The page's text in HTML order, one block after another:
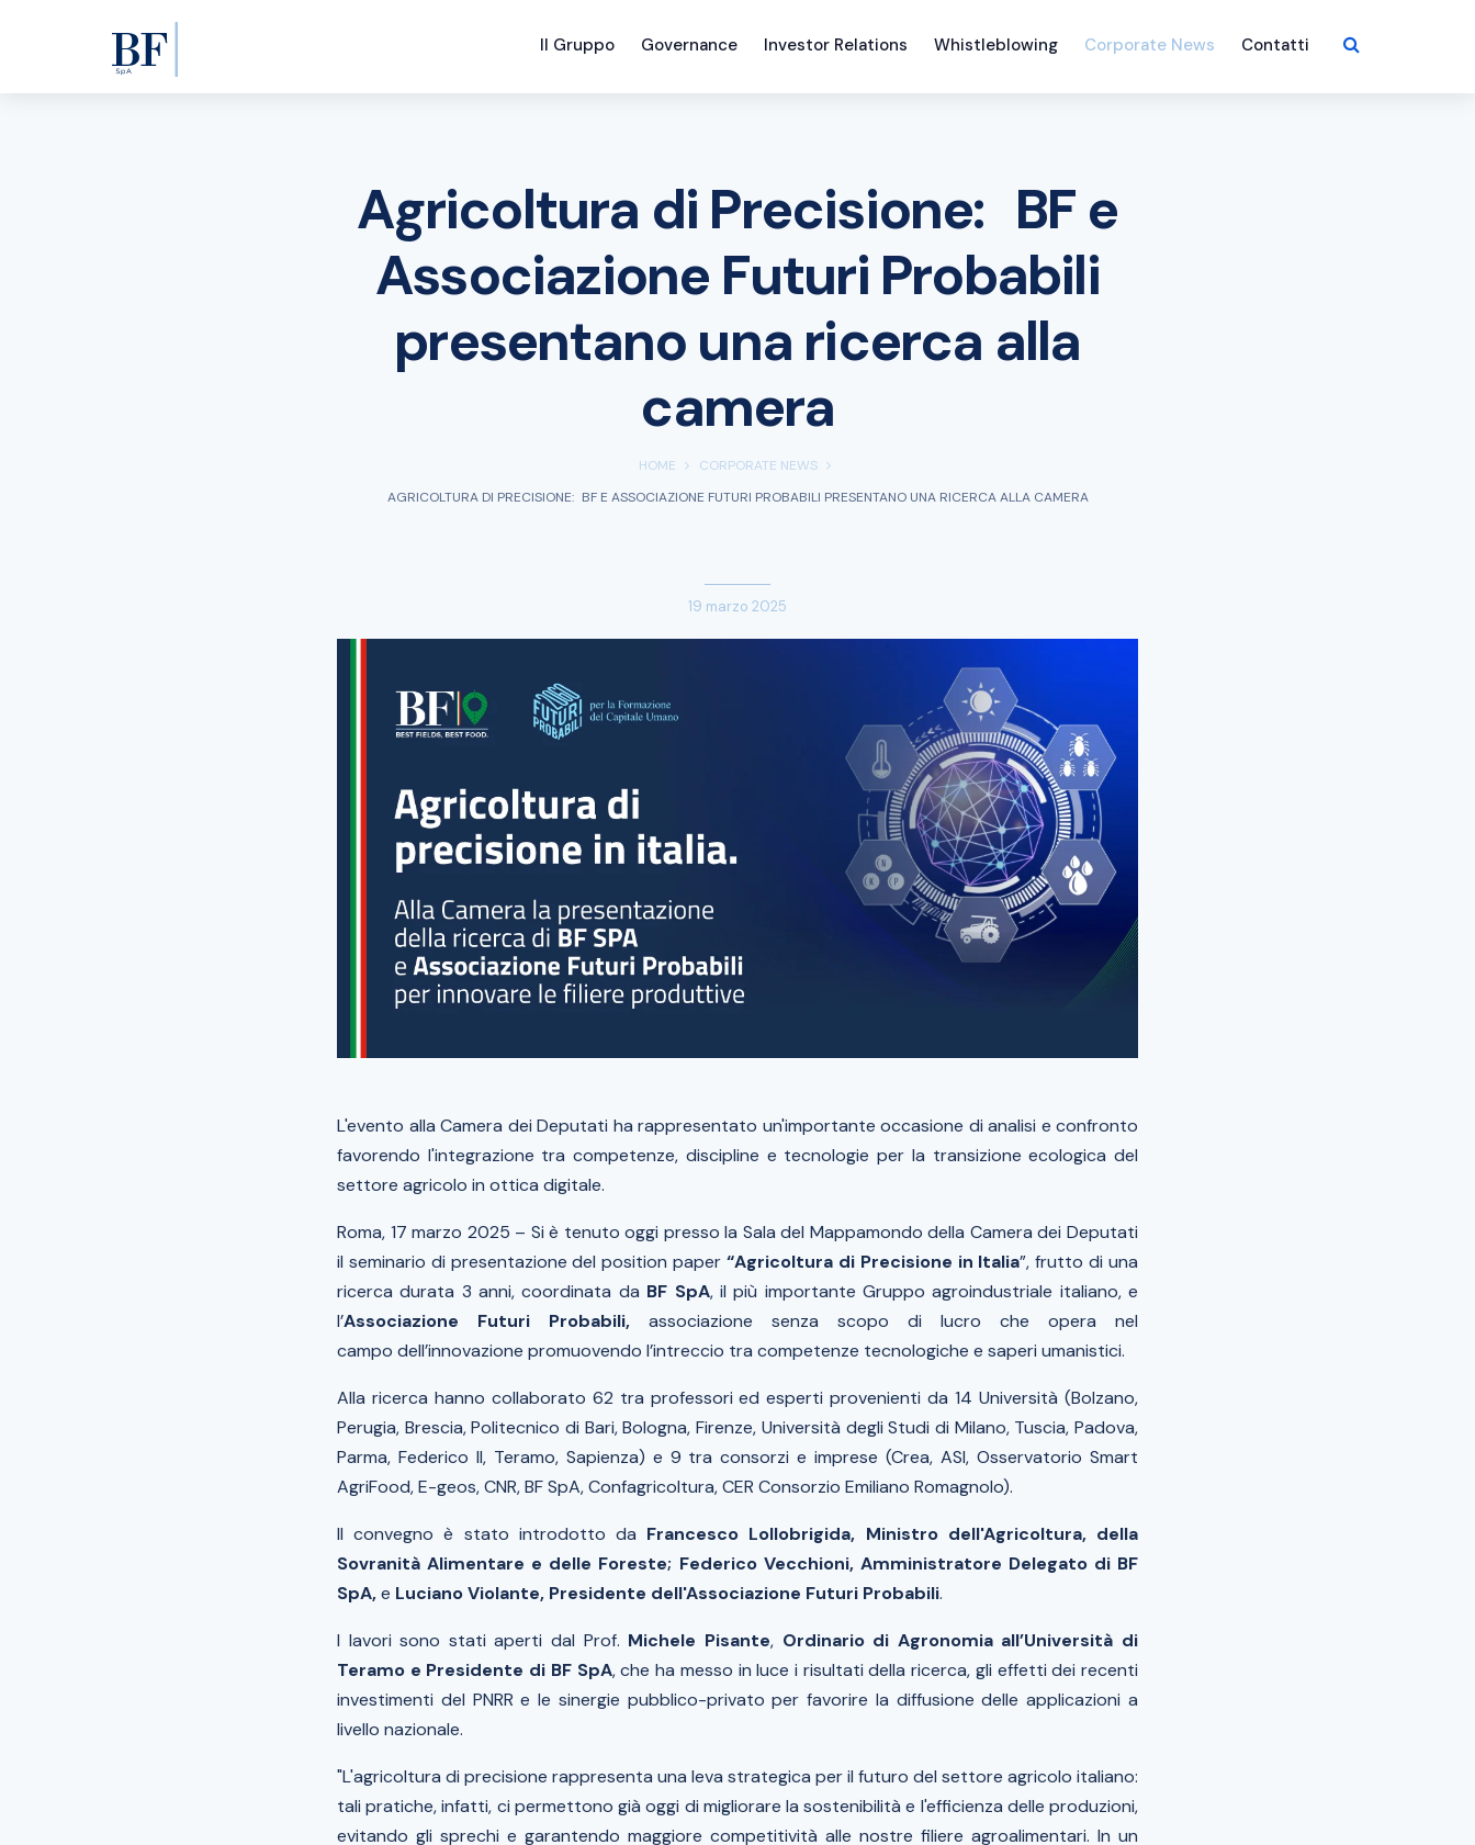
Il Gruppo Governance Investor Relations Whistleblowing Corporate News Contatti
Agricoltura di Precisione: BF e
Associazione Futuri Probabili
presentano una ricerca alla
camera
HOME
CORPORATE NEWS
AGRICOLTURA DI PRECISIONE: BF E ASSOCIAZIONE FUTURI PROBABILI PRESENTANO UNA RICERCA ALLA CAMERA
19 marzo 2025
L'evento alla Camera dei Deputati ha rappresentato un'importante occasione di analisi e confronto
favorendo l'integrazione tra competenze, discipline e tecnologie per la transizione ecologica del
settore agricolo in ottica digitale.
Roma, 17 marzo 2025 – Si è tenuto oggi presso la Sala del Mappamondo della Camera dei Deputati
il seminario di presentazione del position paper “Agricoltura di Precisione in Italia”, frutto di una
ricerca durata 3 anni, coordinata da BF SpA, il più importante Gruppo agroindustriale italiano, e
l’Associazione Futuri Probabili, associazione senza scopo di lucro che opera nel
campo dell’innovazione promuovendo l’intreccio tra competenze tecnologiche e saperi umanistici.
Alla ricerca hanno collaborato 62 tra professori ed esperti provenienti da 14 Università (Bolzano,
Perugia, Brescia, Politecnico di Bari, Bologna, Firenze, Università degli Studi di Milano, Tuscia, Padova,
Parma, Federico II, Teramo, Sapienza) e 9 tra consorzi e imprese (Crea, ASI, Osservatorio Smart
AgriFood, E-geos, CNR, BF SpA, Confagricoltura, CER Consorzio Emiliano Romagnolo).
Il convegno è stato introdotto da Francesco Lollobrigida, Ministro dell'Agricoltura, della
Sovranità Alimentare e delle Foreste; Federico Vecchioni, Amministratore Delegato di BF
SpA,e Luciano Violante, Presidente dell'Associazione Futuri Probabili.
I lavori sono stati aperti dal Prof. Michele Pisante, Ordinario di Agronomia all’Università di
Teramo e Presidente di BF SpA, che ha messo in luce i risultati della ricerca, gli effetti dei recenti
investimenti del PNRR e le sinergie pubblico-privato per favorire la diffusione delle applicazioni a
livello nazionale.
"L'agricoltura di precisione rappresenta una leva strategica per il futuro del settore agricolo italiano:
tali pratiche, infatti, ci permettono già oggi di migliorare la sostenibilità e l'efficienza delle produzioni,
evitando gli sprechi e garantendo maggiore competitività alle nostre filiere agroalimentari. In un